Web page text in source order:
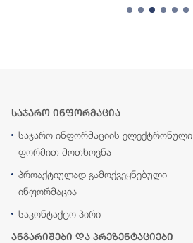
საჯარო ინფორმაცია
საჯარო ინფორმაციის ელექტრონული
ფორმით მოთხოვნა
პროაქტიულად გამოქვეყნებული
ინფორმაცია
საკონტაქტო პირი
ანგარიშები და პრეზენტაციები